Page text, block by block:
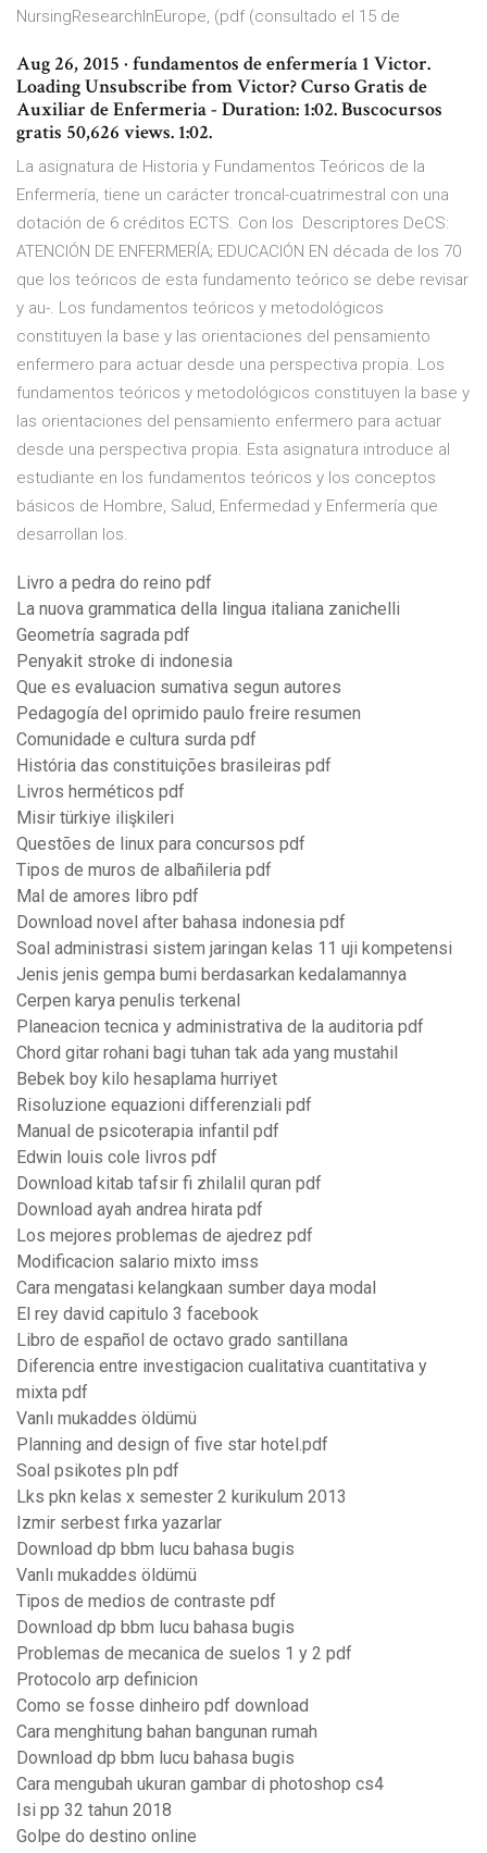
NursingResearchInEurope, (pdf (consultado el 15 de
Aug 26, 2015 · fundamentos de enfermería 1 Victor.
Loading Unsubscribe from Victor? Curso Gratis de
Auxiliar de Enfermeria - Duration: 1:02. Buscocursos
gratis 50,626 views. 1:02.
La asignatura de Historia y Fundamentos Teóricos de la
Enfermería, tiene un carácter troncal-cuatrimestral con una
dotación de 6 créditos ECTS. Con los Descriptores DeCS:
ATENCIÓN DE ENFERMERÍA; EDUCACIÓN EN década de los 70
que los teóricos de esta fundamento teórico se debe revisar
y au-. Los fundamentos teóricos y metodológicos
constituyen la base y las orientaciones del pensamiento
enfermero para actuar desde una perspectiva propia. Los
fundamentos teóricos y metodológicos constituyen la base y
las orientaciones del pensamiento enfermero para actuar
desde una perspectiva propia. Esta asignatura introduce al
estudiante en los fundamentos teóricos y los conceptos
básicos de Hombre, Salud, Enfermedad y Enfermería que
desarrollan los.
Livro a pedra do reino pdf
La nuova grammatica della lingua italiana zanichelli
Geometría sagrada pdf
Penyakit stroke di indonesia
Que es evaluacion sumativa segun autores
Pedagogía del oprimido paulo freire resumen
Comunidade e cultura surda pdf
História das constituições brasileiras pdf
Livros herméticos pdf
Misir türkiye ilişkileri
Questões de linux para concursos pdf
Tipos de muros de albañileria pdf
Mal de amores libro pdf
Download novel after bahasa indonesia pdf
Soal administrasi sistem jaringan kelas 11 uji kompetensi
Jenis jenis gempa bumi berdasarkan kedalamannya
Cerpen karya penulis terkenal
Planeacion tecnica y administrativa de la auditoria pdf
Chord gitar rohani bagi tuhan tak ada yang mustahil
Bebek boy kilo hesaplama hurriyet
Risoluzione equazioni differenziali pdf
Manual de psicoterapia infantil pdf
Edwin louis cole livros pdf
Download kitab tafsir fi zhilalil quran pdf
Download ayah andrea hirata pdf
Los mejores problemas de ajedrez pdf
Modificacion salario mixto imss
Cara mengatasi kelangkaan sumber daya modal
El rey david capitulo 3 facebook
Libro de español de octavo grado santillana
Diferencia entre investigacion cualitativa cuantitativa y
mixta pdf
Vanlı mukaddes öldümü
Planning and design of five star hotel.pdf
Soal psikotes pln pdf
Lks pkn kelas x semester 2 kurikulum 2013
Izmir serbest fırka yazarlar
Download dp bbm lucu bahasa bugis
Vanlı mukaddes öldümü
Tipos de medios de contraste pdf
Download dp bbm lucu bahasa bugis
Problemas de mecanica de suelos 1 y 2 pdf
Protocolo arp definicion
Como se fosse dinheiro pdf download
Cara menghitung bahan bangunan rumah
Download dp bbm lucu bahasa bugis
Cara mengubah ukuran gambar di photoshop cs4
Isi pp 32 tahun 2018
Golpe do destino online